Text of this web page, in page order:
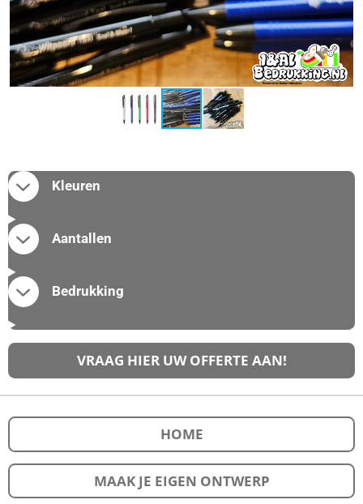
Kleuren
Aantallen
Bedrukking
VRAAG HIER UW OFFERTE AAN!
HOME
MAAK JE EIGEN ONTWERP